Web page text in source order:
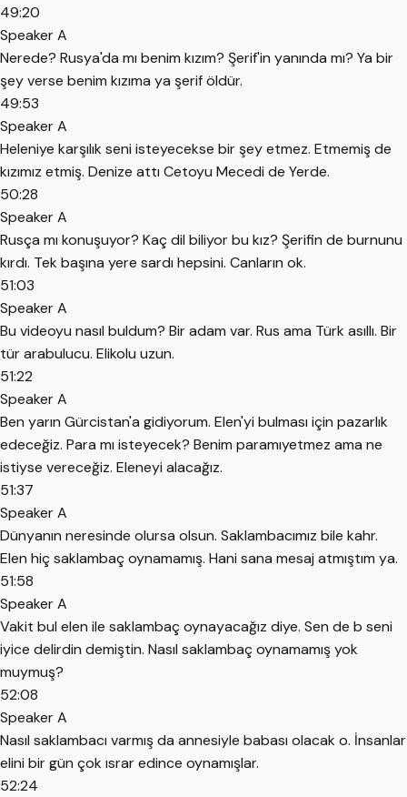
49:20
Speaker A
Nerede? Rusya'da mı benim kızım? Şerif'in yanında mı? Ya bir
şey verse benim kızıma ya şerif öldür.
49:53
Speaker A
Heleniye karşılık seni isteyecekse bir şey etmez. Etmemiş de
kızımız etmiş. Denize attı Cetoyu Mecedi de Yerde.
50:28
Speaker A
Rusça mı konuşuyor? Kaç dil biliyor bu kız? Şerifin de burnunu
kırdı. Tek başına yere sardı hepsini. Canların ok.
51:03
Speaker A
Bu videoyu nasıl buldum? Bir adam var. Rus ama Türk asıllı. Bir
tür arabulucu. Elikolu uzun.
51:22
Speaker A
Ben yarın Gürcistan'a gidiyorum. Elen'yi bulması için pazarlık
edeceğiz. Para mı isteyecek? Benim paramıyetmez ama ne
istiyse vereceğiz. Eleneyi alacağız.
51:37
Speaker A
Dünyanın neresinde olursa olsun. Saklambacımız bile kahr.
Elen hiç saklambaç oynamamış. Hani sana mesaj atmıştım ya.
51:58
Speaker A
Vakit bul elen ile saklambaç oynayacağız diye. Sen de b seni
iyice delirdin demiştin. Nasıl saklambaç oynamamış yok
muymuş?
52:08
Speaker A
Nasıl saklambacı varmış da annesiyle babası olacak o. İnsanlar
elini bir gün çok ısrar edince oynamışlar.
52:24